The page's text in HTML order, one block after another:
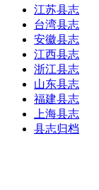
江苏县志
台湾县志
安徽县志
江西县志
浙江县志
山东县志
福建县志
上海县志
县志归档